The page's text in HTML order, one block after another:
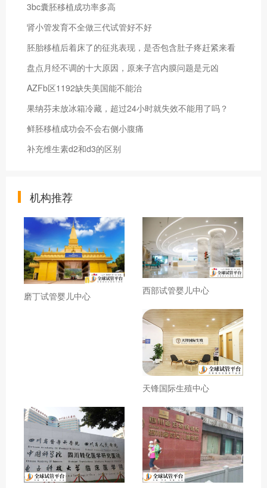
3bc囊胚移植成功率多高
肾小管发育不全做三代试管好不好
胚胎移植后着床了的征兆表现，是否包含肚子疼赶紧来看
盘点月经不调的十大原因，原来子宫内膜问题是元凶
AZFb区1192缺失美国能不能治
果纳芬未放冰箱冷藏，超过24小时就失效不能用了吗？
鲜胚移植成功会不会右侧小腹痛
补充维生素d2和d3的区别
机构推荐
磨丁试管婴儿中心 西部试管婴儿中心
天锋国际生殖中心